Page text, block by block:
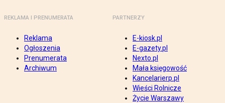
REKLAMA I PRENUMERATA
Reklama
Ogłoszenia
Prenumerata
Archiwum
PARTNERZY
E-kiosk.pl
E-gazety.pl
Nexto.pl
Mała księgowość
Kancelarierp.pl
Wieści Rolnicze
Życie Warszawy